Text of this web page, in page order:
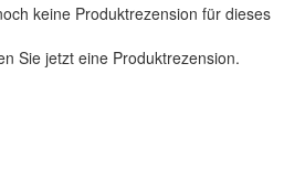
keine Produktrezension für dieses
Sie jetzt eine Produktrezension.